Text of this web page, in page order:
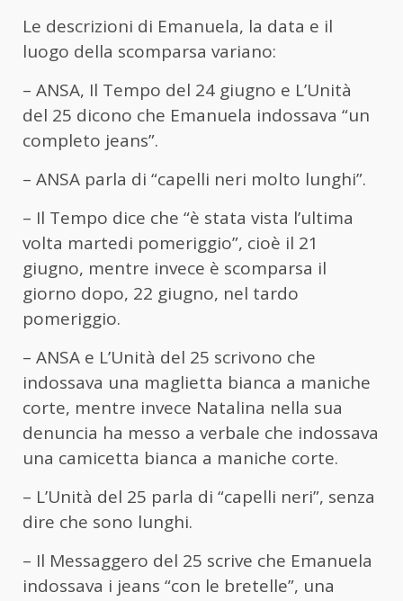
Le descrizioni di Emanuela, la data e il
luogo della scomparsa variano:
– ANSA, Il Tempo del 24 giugno e L’Unità
del 25 dicono che Emanuela indossava “un
completo jeans”.
– ANSA parla di “capelli neri molto lunghi”.
– Il Tempo dice che “è stata vista l’ultima
volta martedi pomeriggio”, cioè il 21
giugno, mentre invece è scomparsa il
giorno dopo, 22 giugno, nel tardo
pomeriggio.
– ANSA e L’Unità del 25 scrivono che
indossava una maglietta bianca a maniche
corte, mentre invece Natalina nella sua
denuncia ha messo a verbale che indossava
una camicetta bianca a maniche corte.
– L’Unità del 25 parla di “capelli neri”, senza
dire che sono lunghi.
– Il Messaggero del 25 scrive che Emanuela
indossava i jeans “con le bretelle”, una